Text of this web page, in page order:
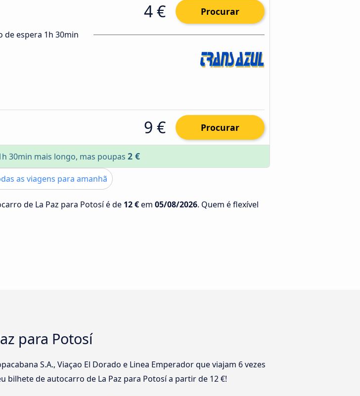
4 € Procurar
de espera 1h 30min
9 € Procurar
30min mais longo, mas poupas 2 €
as viagens para amanhã
de La Paz para Potosí é de 12 €em 05/08/2026. Quem é flexível
para Potosí
S.A., Viaçao El Dorado e Linea Emperador que viajam 6 vezes
bilhete de autocarro de La Paz para Potosí a partir de 12 €!